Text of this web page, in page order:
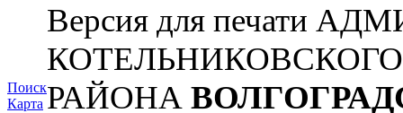
Поиск
Карта
Версия для печати
РАЙОНА